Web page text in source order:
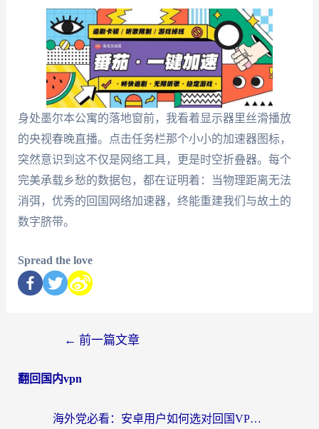
身处墨尔本公寓的落地窗前，我看着显示器里丝滑播放
的央视春晚直播。点击任务栏那个小小的加速器图标，
突然意识到这不仅是网络工具，更是时空折叠器。每个
完美承载乡愁的数据包，都在证明着：当物理距离无法
消弭，优秀的回国网络加速器，终能重建我们与故土的
数字脐带。
Spread the love
← 前一篇文章
翻回国内vpn
海外党必看：安卓用户如何选对回国VPN？从踩坑到无缝访问的全攻略